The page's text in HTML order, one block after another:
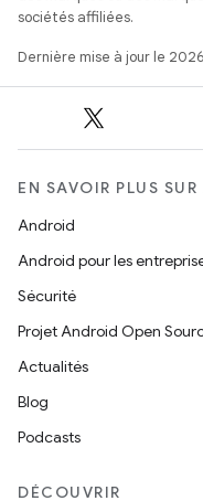
sociétés affiliées.
Dernière mise à jour le
EN SAVOIR PLUS
Android
Android pour les
Sécurité
Projet Android Open
Actualités
Blog
Podcasts
DÉCOUVRIR